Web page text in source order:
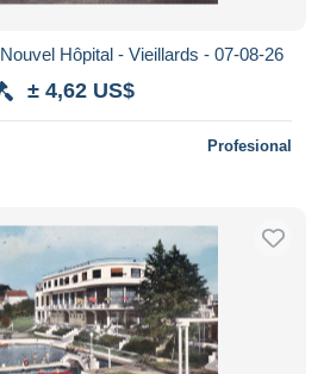
Hôpital - Vieillards - 07-08-26
± 4,62 US$
Profesional